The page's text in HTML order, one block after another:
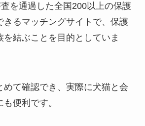
を通過した全国200以上の保護
きるマッチングサイトで、保護
を結ぶことを目的としていま
めて確認でき、実際に犬猫と会
便利です。